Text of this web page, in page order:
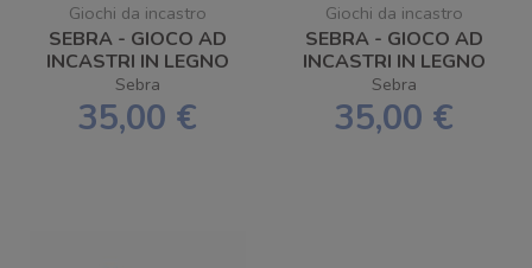
Giochi da incastro
SEBRA - GIOCO AD
INCASTRI IN LEGNO
BUSY BUILDERS E
TEENY TOES
Sebra
35,00 €
Giochi da incastro
SEBRA - GIOCO AD
INCASTRI IN LEGNO
PIXIE LAND
Sebra
35,00 €